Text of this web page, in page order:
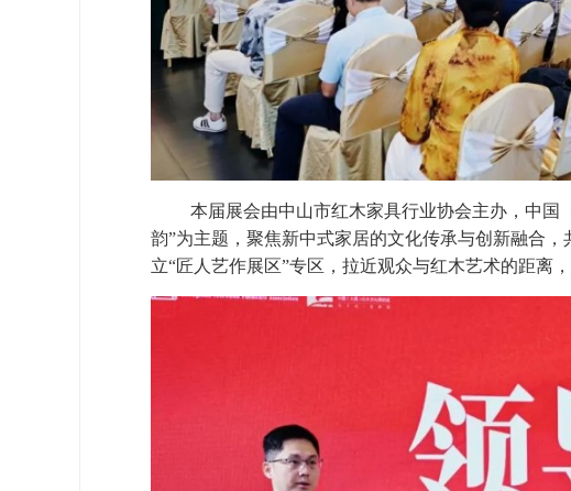
本届展会由中山市红木家具行业协会主办，中国
韵”为主题，聚焦新中式家居的文化传承与创新融合
立“匠人艺作展区”专区，拉近观众与红木艺术的距离